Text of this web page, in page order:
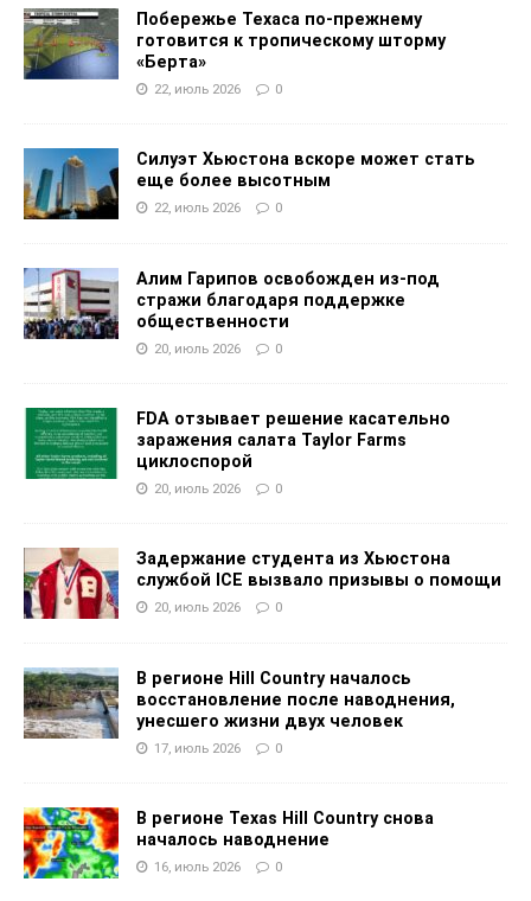
Побережье Техаса по-прежнему
готовится к тропическому шторму
«Берта»
22, июль 2026 0
Силуэт Хьюстона вскоре может стать
еще более высотным
22, июль 2026 0
Алим Гарипов освобожден из-под
стражи благодаря поддержке
общественности
20, июль 2026 0
FDA отзывает решение касательно
заражения салата Taylor Farms
циклоспорой
20, июль 2026 0
Задержание студента из Хьюстона
службой ICE вызвало призывы о помощи
20, июль 2026 0
В регионе Hill Country началось
восстановление после наводнения,
унесшего жизни двух человек
17, июль 2026 0
В регионе Texas Hill Country снова
началось наводнение
16, июль 2026 0